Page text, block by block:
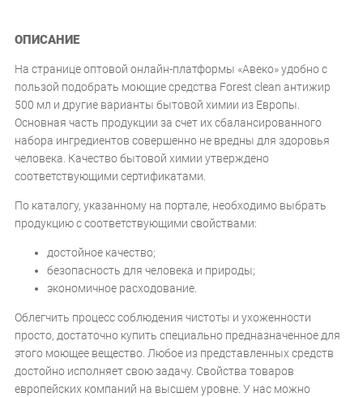
ОПИСАНИЕ
На странице оптовой онлайн-платформы «Авеко» удобно с
пользой подобрать моющие средства Forest clean антижир
500 мл и другие варианты бытовой химии из Европы.
Основная часть продукции за счет их сбалансированного
набора ингредиентов совершенно не вредны для здоровья
человека. Качество бытовой химии утверждено
соответствующими сертификатами.
По каталогу, указанному на портале, необходимо выбрать
продукцию с соответствующими свойствами:
достойное качество;
безопасность для человека и природы;
экономичное расходование.
Облегчить процесс соблюдения чистоты и ухоженности
просто, достаточно купить специально предназначенное для
этого моющее вещество. Любое из представленных средств
достойно исполняет свою задачу. Свойства товаров
европейских компаний на высшем уровне. У нас можно